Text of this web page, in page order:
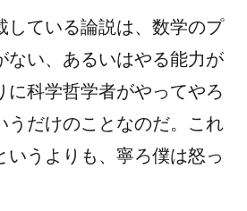
している論説は、数学のプ
ない、あるいはやる能力が
に科学哲学者がやってやろ
うだけのことなのだ。これ
いうよりも、寧ろ僕は怒っ